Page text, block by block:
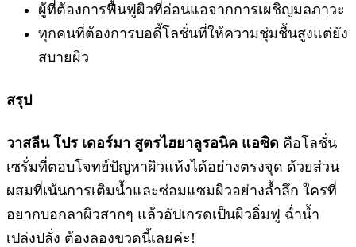
ผู้ที่ต้องการฟื้นฟูผิวที่อ่อนแอจากการเผชิญมลภาวะ
ทุกคนที่ต้องการบอดี้โลชั่นที่ให้ความชุ่มชื้นสูงแต่ยัง
สบายผิว
สรุป
วาสลีน โปร เดอร์มา สูตรไฮยาลูรอนิค แอซิด คือโลชั่น
เซรั่มที่ตอบโจทย์ปัญหาผิวแห้งได้อย่างตรงจุด ด้วยส่วน
ผสมที่เน้นการเติมน้ำและซ่อมแซมผิวอย่างล้ำลึก ใครที่
อยากบอกลาผิวสากๆ แล้วอัปเกรดเป็นผิวอิ่มฟู ฉ่ำน้ำ
เปล่งปลั่ง ต้องลองขวดนี้เลยค่ะ!